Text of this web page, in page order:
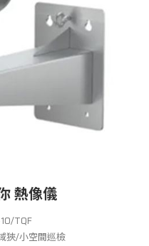
熱像儀
TQF
狹/小空間巡檢